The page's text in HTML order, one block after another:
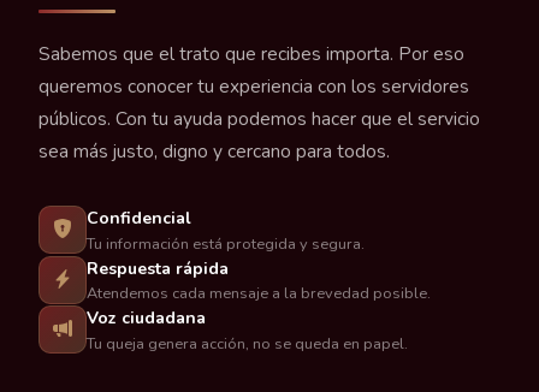
Sabemos que el trato que recibes importa. Por eso
queremos conocer tu experiencia con los servidores
públicos. Con tu ayuda podemos hacer que el servicio
sea más justo, digno y cercano para todos.
Confidencial
Tu información está protegida y segura.
Respuesta rápida
Atendemos cada mensaje a la brevedad posible.
Voz ciudadana
Tu queja genera acción, no se queda en papel.